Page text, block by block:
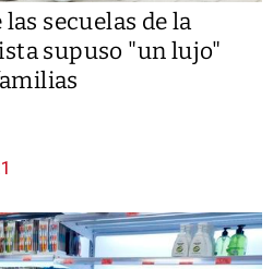
secuelas de la
supuso "un lujo"